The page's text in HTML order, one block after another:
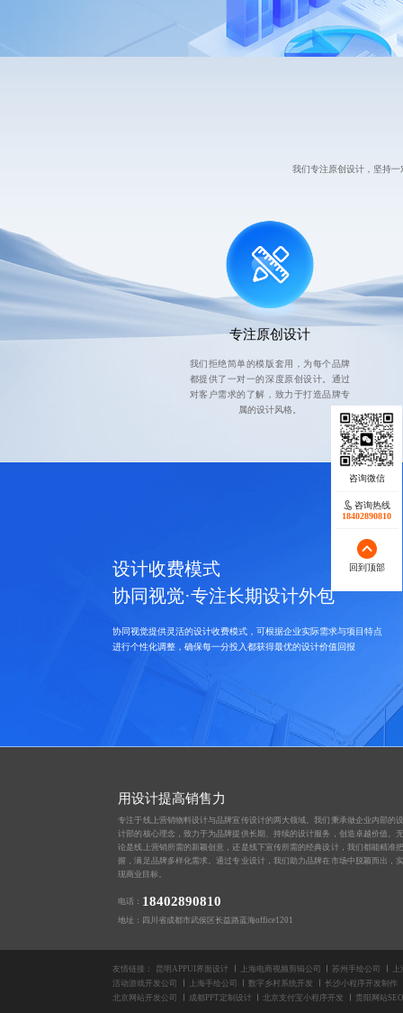
我们专注原创设计，坚持
专注原创设计
我们拒绝简单的模版套用，为每个品牌
都提供了一对一的深度原创设计。通过
对客户需求的了解，致力于打造品牌专
属的设计风格。
设计收费模式
协同视觉·专注长期设计外包
协同视觉提供灵活的设计收费模式，可根据企业实际需求与项目特点
进行个性化调整，确保每一分投入都获得最优的设计价值回报
用设计提高销售力
专注于线上营销物料设计与品牌宣传设计的两大领域。我们秉承做企业内部的
计部的核心理念，致力于为品牌提供长期、持续的设计服务，创造卓越价值。
论是线上营销所需的新颖创意，还是线下宣传所需的经典设计，我们都能精准
握，满足品牌多样化需求。通过专业设计，我们助力品牌在市场中脱颖而出，
现商业目标。
电话： 18402890810
地址：四川省成都市武侯区长益路蓝海office1201
友情链接： 昆明APPUI界面设计 上海电商视频剪辑公司 苏州手绘公司
活动游戏开发公司
上海手绘公司 数字乡村系统开发
长沙小程序开发制作
北京网站开发公司
成都PPT定制设计 北京支付宝小程序开发 贵阳网站
咨询热线
18402890810
回到顶部